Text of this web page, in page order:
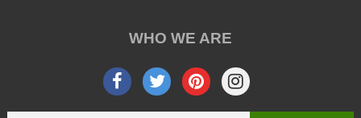
WHO WE ARE